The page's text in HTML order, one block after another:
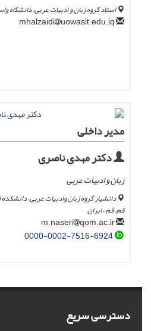
استاد گروه زبان و ادبیات عربی، دانشگاه
uowasit.edu.iq
مدیر داخلی
دکتر مهدی ناصری
زبان و ادبیات عربی
دانشیار گروه زبان وادبیات عربی،
قم، قم ، ایران
qom.ac.ir
0000-0002-7516-6924
دسترسی سریع